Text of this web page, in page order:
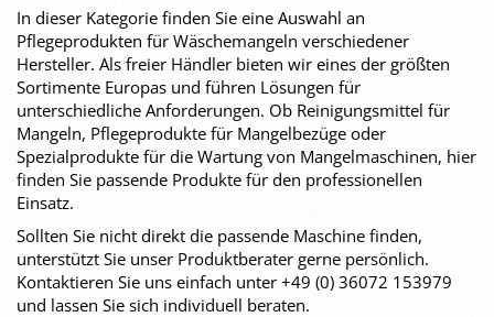
In dieser Kategorie finden Sie eine Auswahl an
Pflegeprodukten für Wäschemangeln verschiedener
Hersteller. Als freier Händler bieten wir eines der größten
Sortimente Europas und führen Lösungen für
unterschiedliche Anforderungen. Ob Reinigungsmittel für
Mangeln, Pflegeprodukte für Mangelbezüge oder
Spezialprodukte für die Wartung von Mangelmaschinen, hier
finden Sie passende Produkte für den professionellen
Einsatz.
Sollten Sie nicht direkt die passende Maschine finden,
unterstützt Sie unser Produktberater gerne persönlich.
Kontaktieren Sie uns einfach unter +49 (0) 36072 153979
und lassen Sie sich individuell beraten.